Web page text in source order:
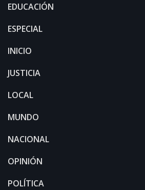
EDUCACIÓN
ESPECIAL
INICIO
JUSTICIA
LOCAL
MUNDO
NACIONAL
OPINIÓN
POLÍTICA